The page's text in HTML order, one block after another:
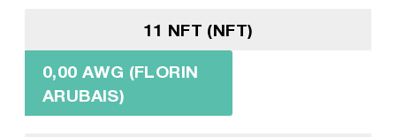
11 NFT (NFT)
0,00 AWG (FLORIN
ARUBAIS)